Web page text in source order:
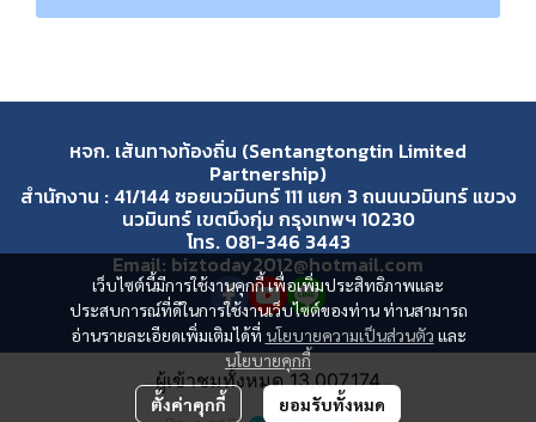
เว็บไซต์นี้มีการใช้งานคุกกี้ เพื่อเพิ่มประสิทธิภาพและ
ประสบการณ์ที่ดีในการใช้งานเว็บไซต์ของท่าน ท่านสามารถ
อ่านรายละเอียดเพิ่มเติมได้ที่ นโยบายความเป็นส่วนตัว และ
นโยบายคุกกี้
ตั้งค่าคุกกี้ ยอมรับทั้งหมด
หจก. เส้นทางท้องถิ่น (Sentangtongtin Limited
Partnership)
สำนักงาน : 41/144 ซอยนวมินทร์ 111 แยก 3 ถนนนวมินทร์ แขวง
นวมินทร์ เขตบึงกุ่ม กรุงเทพฯ 10230
โทร. 081-346 3443
Email: biztoday2012@hotmail.com
ผู้เข้าชมวันนี้8,102